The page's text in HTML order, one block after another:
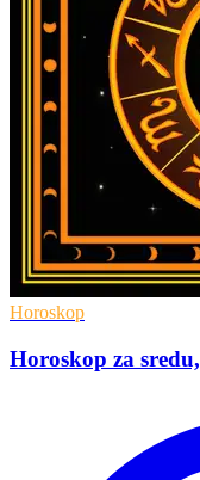
Horoskop
Horoskop za